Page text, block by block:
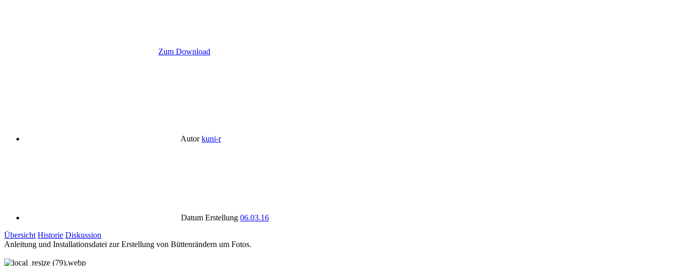
Zum Download
Autor kuni-r
Datum Erstellung 06.03.16
Übersicht Historie Diskussion
Anleitung und Installationsdatei zur Erstellung von Büttenrändern um Fotos.